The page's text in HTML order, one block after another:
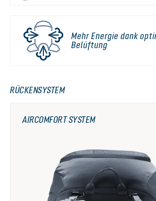
Mehr Energie dank
Belüftung
RÜCKENSYSTEM
AIRCOMFORT SYSTEM